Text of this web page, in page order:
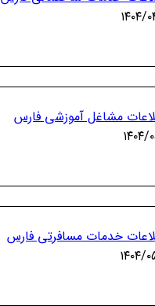
۰۴/۰۸
مشاغل آموزشی فارس
۰۵/۱۱
خدمات مسافرتی فارس
۰۵/۲۰